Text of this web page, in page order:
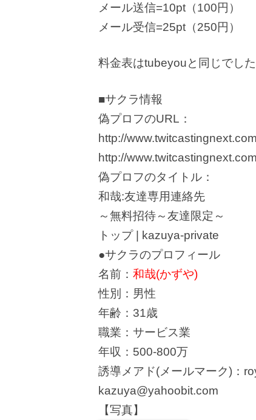
メール送信=10pt（100円）
メール受信=25pt（250円）
料金表はtubeyouと同じでした
■サクラ情報
偽プロフのURL：
http://
http://
偽プロフのタイトル：
和哉:友達専用連絡先
～無料招待～友達限定～
トップ | kazuya-private
●サクラのプロフィール
名前： 和哉(かずや)
性別：男性
年齢：31歳
職業：サービス業
年収：500-800万
誘導メアド(メールマーク)：
kazuya@yahoobit.com
【写真】